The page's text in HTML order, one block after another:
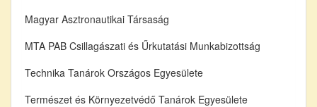
Magyar Asztronautikai Társaság
MTA PAB Csillagászati és Űrkutatási Munkabizottság
Technika Tanárok Országos Egyesülete
Természet és Környezetvédő Tanárok Egyesülete